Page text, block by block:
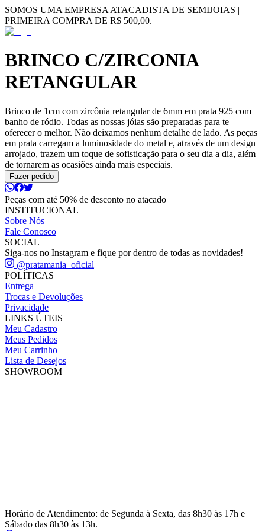
SOMOS UMA EMPRESA ATACADISTA DE SEMIJOIAS |
PRIMEIRA COMPRA DE R$ 500,00.
BRINCO C/ZIRCONIA
RETANGULAR
Brinco de 1cm com zircônia retangular de 6mm em prata 925 com
banho de ródio. Todas as nossas jóias são preparadas para te
oferecer o melhor. Não deixamos nenhum detalhe de lado. As peças
em prata carregam a luminosidade do metal e, através de um design
arrojado, trazem um toque de sofisticação para o seu dia a dia, além
de tornarem as ocasiões ainda mais especiais.
Fazer pedido
Peças com até 50% de desconto no atacado
INSTITUCIONAL
Sobre Nós
Fale Conosco
SOCIAL
Siga-nos no Instagram e fique por dentro de todas as novidades!
@pratamania_oficial
POLÍTICAS
Entrega
Trocas e Devoluções
Privacidade
LINKS ÚTEIS
Meu Cadastro
Meus Pedidos
Meu Carrinho
Lista de Desejos
SHOWROOM
Horário de Atendimento: de Segunda à Sexta, das 8h30 às 17h e
Sábado das 8h30 às 13h.